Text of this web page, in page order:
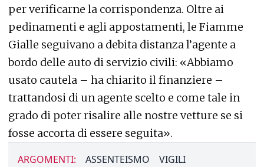
per verificarne la corrispondenza. Oltre ai
pedinamenti e agli appostamenti, le Fiamme
Gialle seguivano a debita distanza l’agente a
bordo delle auto di servizio civili: «Abbiamo
usato cautela – ha chiarito il finanziere –
trattandosi di un agente scelto e come tale in
grado di poter risalire alle nostre vetture se si
fosse accorta di essere seguita».
ARGOMENTI: ASSENTEISMO VIGILI